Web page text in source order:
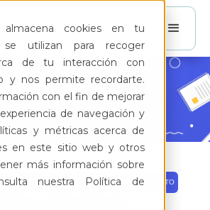
cookies en tu
se utilizan para recoger
de tu interacción con
y nos permite recordarte.
con el fin de mejorar
de navegación y
y métricas acerca de
en este sitio web y otros
más información sobre
nuestra Política de
Control
Acceso
FINANZAS LEGAL MANTENIMIENTO